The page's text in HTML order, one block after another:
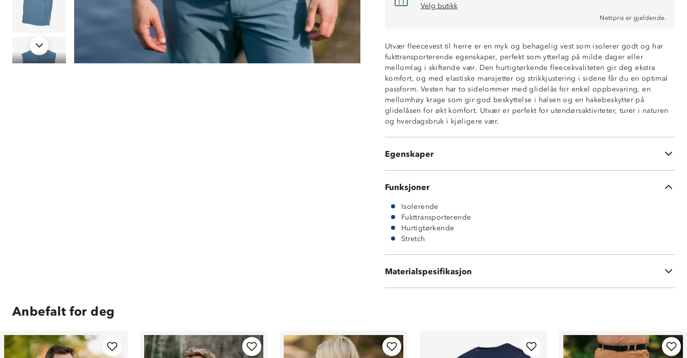
Velg butikk
Nettpris er gjeldende.
Utvær fleecevest til herre er en myk og behagelig vest som isolerer godt og har
fukttransporterende egenskaper, perfekt som ytterlag på milde dager eller
mellomlag i skiftende vær. Den hurtigtørkende fleecekvaliteten gir deg ekstra
komfort, og med elastiske mansjetter og strikkjustering i sidene får du en optimal
passform. Vesten har to sidelommer med glidelås for enkel oppbevaring, en
mellomhøy krage som gir god beskyttelse i halsen og en hakebeskytter på
glidelåsen for økt komfort. Utvær er perfekt for utendørsaktiviteter, turer i naturen
og hverdagsbruk i kjøligere vær.
Egenskaper
Hurtigtørkende
Isolerende
Fukttransporterende
Myk og behagelig
2 glidelåslommer i sidene
Hakebeskytter på glidelås
Mellomhøy krage
Funksjoner
Isolerende
Fukttransporterende
Hurtigtørkende
Stretch
Materialspesifikasjon
100 % polyester 160GSM
Anbefalt for deg